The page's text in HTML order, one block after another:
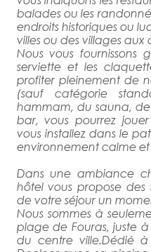
balades ou les
endroits historiques ou
villes ou des villages aux
Nous vous fournissons
serviette et les
profiter pleinement de
(sauf catégorie
hammam, du sauna,
bar, vous pourrez
vous installez dans le
environnement calme
Dans une ambiance
hôtel vous propose des
de votre séjour un
Nous sommes à
plage de Fouras, juste
du centre ville.Dédié